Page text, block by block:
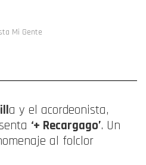
Mi Gente
a y el acordeonista,
‘+ Recargago’. Un
al folclor